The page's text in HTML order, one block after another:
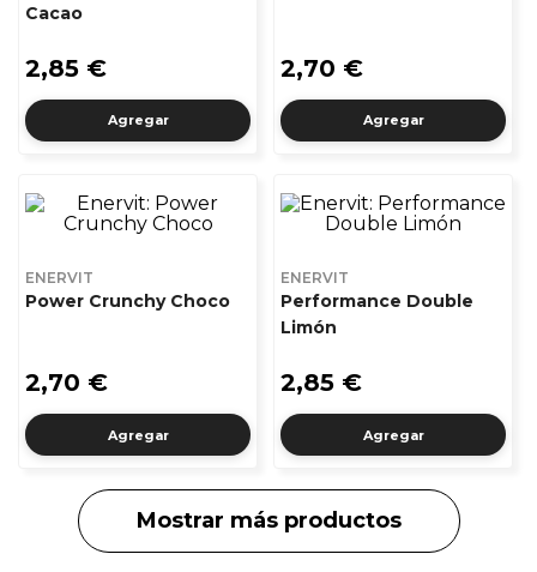
Cacao
2,85 €
Agregar
2,70 €
Agregar
ENERVIT
Power Crunchy Choco
2,70 €
Agregar
ENERVIT
Performance Double
Limón
2,85 €
Agregar
Mostrar más productos